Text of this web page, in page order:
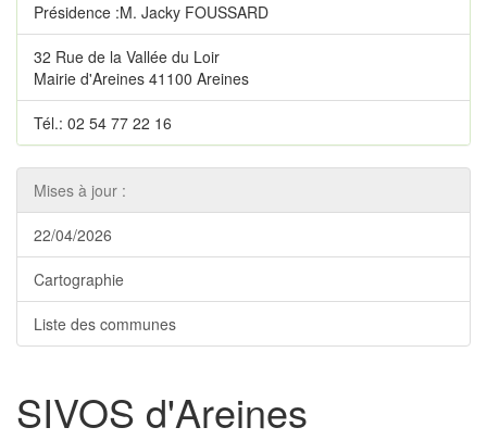
Présidence :M. Jacky FOUSSARD
32 Rue de la Vallée du Loir
Mairie d'Areines 41100 Areines
Tél.: 02 54 77 22 16
Mises à jour :
22/04/2026
Cartographie
Liste des communes
SIVOS d'Areines